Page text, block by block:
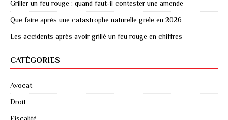
Griller un feu rouge : quand faut-il contester une amende
Que faire après une catastrophe naturelle grêle en 2026
Les accidents après avoir grillé un feu rouge en chiffres
CATÉGORIES
Avocat
Droit